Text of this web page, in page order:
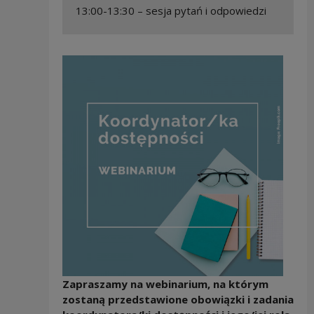
13:00-13:30 – sesja pytań i odpowiedzi
Zapraszamy na webinarium, na którym
zostaną przedstawione obowiązki i zadania